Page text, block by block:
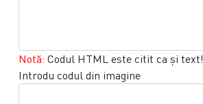
Notă: Codul HTML este citit ca şi text!
Introdu codul din imagine